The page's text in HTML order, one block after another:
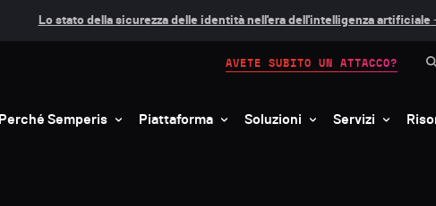
Lo stato della sicurezza delle identità nell'era dell'intelligenza artificiale
Perché Semperis Piattaforma Soluzioni Servizi
AVETE SUBITO UN ATTACCO?